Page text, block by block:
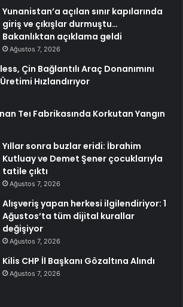
Yunanistan’a açılan sınır kapılarında
giriş ve çıkışlar durmuştu…
Bakanlıktan açıklama geldi
Ağustos 7, 2026
Çin Bağlantılı Araç Donanımını
Hızlandırıyor
Teı Fabrikasında Korkutan Yangın
Yıllar sonra buzlar eridi: İbrahim
Kutluay ve Demet Şener çocuklarıyla
tatile çıktı
Ağustos 7, 2026
Alışveriş yapan herkesi ilgilendiriyor: 1
Ağustos’ta tüm dijital kurallar
değişiyor
Ağustos 7, 2026
Kilis CHP İl Başkanı Gözaltına Alındı
Ağustos 7, 2026